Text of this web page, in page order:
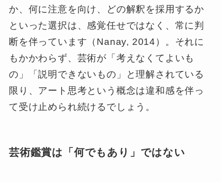
か、何に注意を向け、どの解釈を採用するか
といった選択は、感覚任せではなく、常に判
断を伴っています（Nanay, 2014）。それに
もかかわらず、芸術が「考えなくてよいも
の」「説明できないもの」と理解されている
限り、アート思考という概念は違和感を伴っ
て受け止められ続けるでしょう。
芸術鑑賞は「何でもあり」ではない